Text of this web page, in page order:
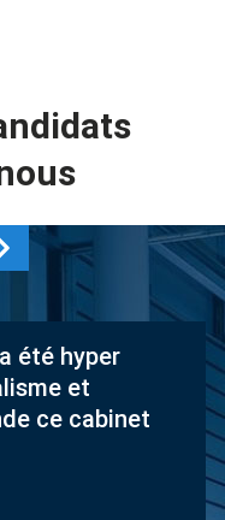
été hyper
et
ce cabinet